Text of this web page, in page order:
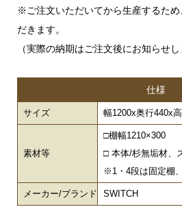
※ご注文いただいてから生産するた
だきます。
（実際の納期はご注文後にお知らせし
仕様
サイズ 幅1200x奥行440x
素材等
□棚幅1210×300
□ 本体/杉無垢材、
※1・4段は固定棚
メーカー/ブランド SWITCH